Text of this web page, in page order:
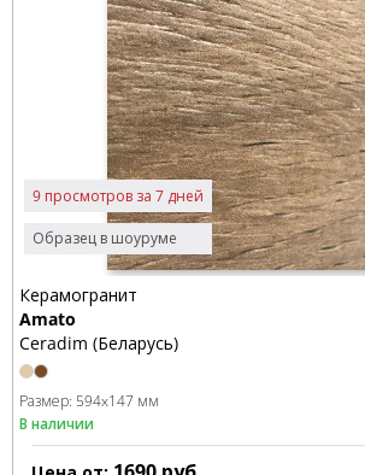
Образец в шоуруме
9 просмотров за 7 дней
Керамогранит
Amato
Ceradim (Беларусь)
Размер: 594x147 мм
В наличии